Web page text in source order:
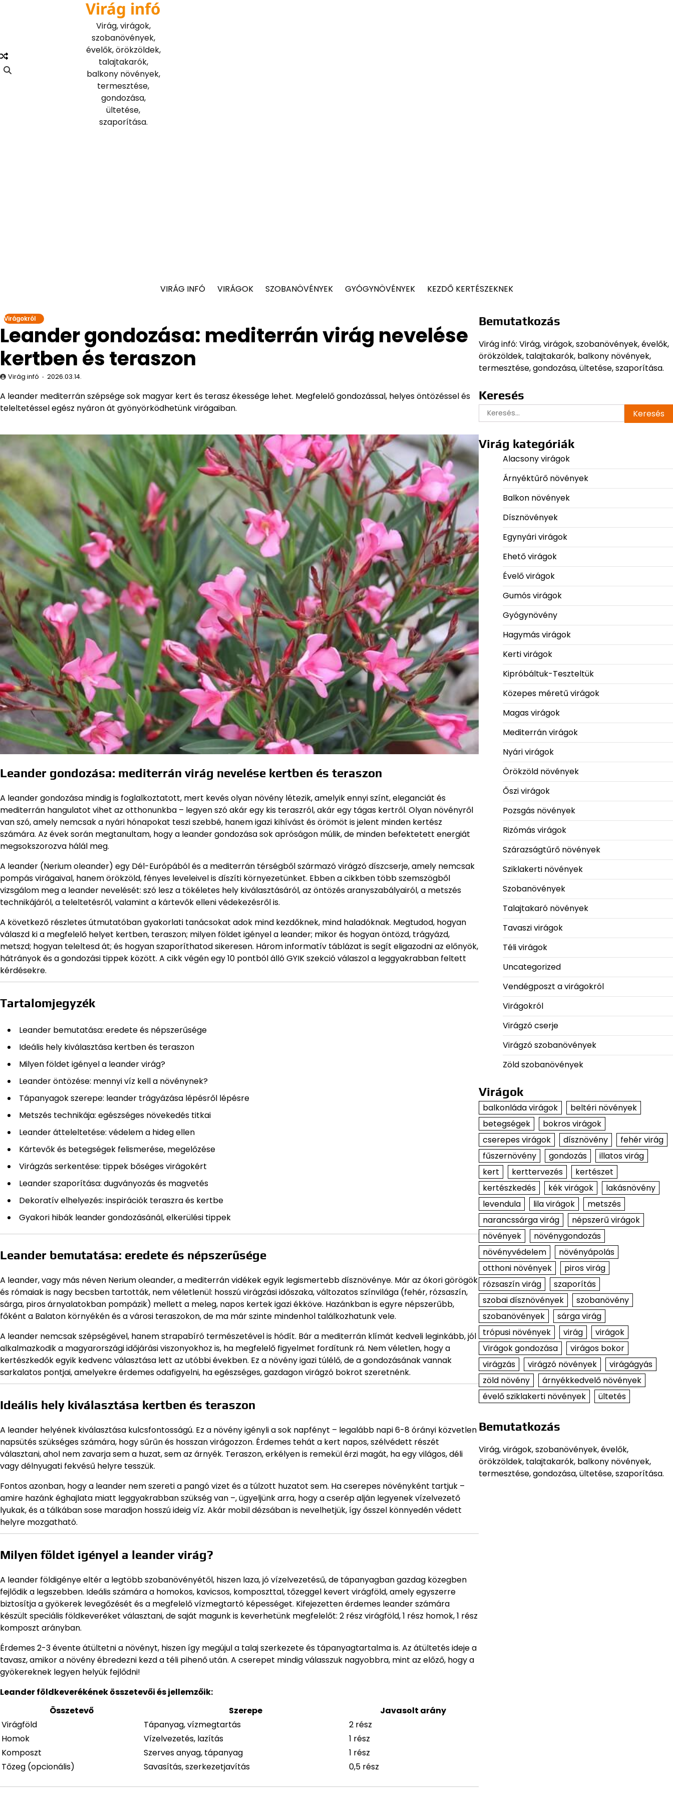
Virág infó
Virág, virágok,
szobanövények,
évelők, örökzöldek,
talajtakarók,
balkony növények,
termesztése,
gondozása,
ültetése,
szaporítása.
VIRÁG INFÓ VIRÁGOK SZOBANÖVÉNYEK GYÓGYNÖVÉNYEK KEZDŐ KERTÉSZEKNEK
Virágokról
Leander gondozása: mediterrán virág nevelése
kertben és teraszon
Virág infó 2026.03.14.
A leander mediterrán szépsége sok magyar kert és terasz ékessége lehet. Megfelelő gondozással, helyes öntözéssel és
teleltetéssel egész nyáron át gyönyörködhetünk virágaiban.
Leander gondozása: mediterrán virág nevelése kertben és teraszon
A leander gondozása mindig is foglalkoztatott, mert kevés olyan növény létezik, amelyik ennyi színt, eleganciát és
mediterrán hangulatot vihet az otthonunkba – legyen szó akár egy kis teraszról, akár egy tágas kertről. Olyan növényről
van szó, amely nemcsak a nyári hónapokat teszi szebbé, hanem igazi kihívást és örömöt is jelent minden kertész
számára. Az évek során megtanultam, hogy a leander gondozása sok apróságon múlik, de minden befektetett energiát
megsokszorozva hálál meg.
A leander (Nerium oleander) egy Dél-Európából és a mediterrán térségből származó virágzó díszcserje, amely nemcsak
pompás virágaival, hanem örökzöld, fényes leveleivel is díszíti környezetünket. Ebben a cikkben több szemszögből
vizsgálom meg a leander nevelését: szó lesz a tökéletes hely kiválasztásáról, az öntözés aranyszabályairól, a metszés
technikájáról, a teleltetésről, valamint a kártevők elleni védekezésről is.
A következő részletes útmutatóban gyakorlati tanácsokat adok mind kezdőknek, mind haladóknak. Megtudod, hogyan
válaszd ki a megfelelő helyet kertben, teraszon; milyen földet igényel a leander; mikor és hogyan öntözd, trágyázd,
metszd; hogyan teleltesd át; és hogyan szaporíthatod sikeresen. Három informatív táblázat is segít eligazodni az előnyök,
hátrányok és a gondozási tippek között. A cikk végén egy 10 pontból álló GYIK szekció válaszol a leggyakrabban feltett
kérdésekre.
Tartalomjegyzék
Leander bemutatása: eredete és népszerűsége
Ideális hely kiválasztása kertben és teraszon
Milyen földet igényel a leander virág?
Leander öntözése: mennyi víz kell a növénynek?
Tápanyagok szerepe: leander trágyázása lépésről lépésre
Metszés technikája: egészséges növekedés titkai
Leander átteleltetése: védelem a hideg ellen
Kártevők és betegségek felismerése, megelőzése
Virágzás serkentése: tippek bőséges virágokért
Leander szaporítása: dugványozás és magvetés
Dekoratív elhelyezés: inspirációk teraszra és kertbe
Gyakori hibák leander gondozásánál, elkerülési tippek
Leander bemutatása: eredete és népszerűsége
A leander, vagy más néven Nerium oleander, a mediterrán vidékek egyik legismertebb dísznövénye. Már az ókori görögök
és rómaiak is nagy becsben tartották, nem véletlenül: hosszú virágzási időszaka, változatos színvilága (fehér, rózsaszín,
sárga, piros árnyalatokban pompázik) mellett a meleg, napos kertek igazi ékköve. Hazánkban is egyre népszerűbb,
főként a Balaton környékén és a városi teraszokon, de ma már szinte mindenhol találkozhatunk vele.
A leander nemcsak szépségével, hanem strapabíró természetével is hódít. Bár a mediterrán klímát kedveli leginkább, jól
alkalmazkodik a magyarországi időjárási viszonyokhoz is, ha megfelelő figyelmet fordítunk rá. Nem véletlen, hogy a
kertészkedők egyik kedvenc választása lett az utóbbi években. Ez a növény igazi túlélő, de a gondozásának vannak
sarkalatos pontjai, amelyekre érdemes odafigyelni, ha egészséges, gazdagon virágzó bokrot szeretnénk.
Ideális hely kiválasztása kertben és teraszon
A leander helyének kiválasztása kulcsfontosságú. Ez a növény igényli a sok napfényt – legalább napi 6-8 órányi közvetlen
napsütés szükséges számára, hogy sűrűn és hosszan virágozzon. Érdemes tehát a kert napos, szélvédett részét
választani, ahol nem zavarja sem a huzat, sem az árnyék. Teraszon, erkélyen is remekül érzi magát, ha egy világos, déli
vagy délnyugati fekvésű helyre tesszük.
Fontos azonban, hogy a leander nem szereti a pangó vizet és a túlzott huzatot sem. Ha cserepes növényként tartjuk –
amire hazánk éghajlata miatt leggyakrabban szükség van –, ügyeljünk arra, hogy a cserép alján legyenek vízelvezető
lyukak, és a tálkában sose maradjon hosszú ideig víz. Akár mobil dézsában is nevelhetjük, így ősszel könnyedén védett
helyre mozgatható.
Milyen földet igényel a leander virág?
A leander földigénye eltér a legtöbb szobanövényétől, hiszen laza, jó vízelvezetésű, de tápanyagban gazdag közegben
fejlődik a legszebben. Ideális számára a homokos, kavicsos, komposzttal, tőzeggel kevert virágföld, amely egyszerre
biztosítja a gyökerek levegőzését és a megfelelő vízmegtartó képességet. Kifejezetten érdemes leander számára
készült speciális földkeveréket választani, de saját magunk is keverhetünk megfelelőt: 2 rész virágföld, 1 rész homok, 1 rész
komposzt arányban.
Érdemes 2-3 évente átültetni a növényt, hiszen így megújul a talaj szerkezete és tápanyagtartalma is. Az átültetés ideje a
tavasz, amikor a növény ébredezni kezd a téli pihenő után. A cserepet mindig válasszuk nagyobbra, mint az előző, hogy a
gyökereknek legyen helyük fejlődni!
Leander földkeverékének összetevői és jellemzőik:
Összetevő
Szerepe
Javasolt arány
Virágföld
Tápanyag, vízmegtartás
2 rész
Homok
Vízelvezetés, lazítás
1 rész
Komposzt
Szerves anyag, tápanyag
1 rész
Tőzeg (opcionális)
Savasítás, szerkezetjavítás 0,5 rész
Bemutatkozás
Virág infó: Virág, virágok, szobanövények, évelők,
örökzöldek, talajtakarók, balkony növények,
termesztése, gondozása, ültetése, szaporítása.
Keresés
Keresés:
Virág kategóriák
Alacsony virágok
Árnyéktűrő növények
Balkon növények
Dísznövények
Egynyári virágok
Ehető virágok
Évelő virágok
Gumós virágok
Gyógynövény
Hagymás virágok
Kerti virágok
Kipróbáltuk-Teszteltük
Közepes méretű virágok
Magas virágok
Mediterrán virágok
Nyári virágok
Örökzöld növények
Őszi virágok
Pozsgás növények
Rizómás virágok
Szárazságtűrő növények
Sziklakerti növények
Szobanövények
Talajtakaró növények
Tavaszi virágok
Téli virágok
Uncategorized
Vendégposzt a virágokról
Virágokról
Virágzó cserje
Virágzó szobanövények
Zöld szobanövények
Virágok
balkonláda virágok
beltéri növények
betegségek
bokros virágok
cserepes virágok
dísznövény
fehér virág
fűszernövény
gondozás
illatos virág
kert
kerttervezés
kertészet
kertészkedés
kék virágok
lakásnövény
levendula
lila virágok
metszés
narancssárga virág
népszerű virágok
növények
növénygondozás
növényvédelem
növényápolás
otthoni növények
piros virág
rózsaszín virág
szaporítás
szobai dísznövények
szobanövény
szobanövények
sárga virág
trópusi növények
virág
virágok
Virágok gondozása
virágos bokor
virágzás
virágzó növények
virágágyás
zöld növény
árnyékkedvelő növények
évelő sziklakerti növények
ültetés
Bemutatkozás
Virág, virágok, szobanövények, évelők,
örökzöldek, talajtakarók, balkony növények,
termesztése, gondozása, ültetése, szaporítása.